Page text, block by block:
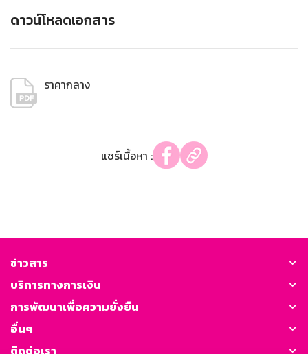
ดาวน์โหลดเอกสาร
ราคากลาง
แชร์เนื้อหา :
ข่าวสาร
บริการทางการเงิน
การพัฒนาเพื่อความยั่งยืน
อื่นๆ